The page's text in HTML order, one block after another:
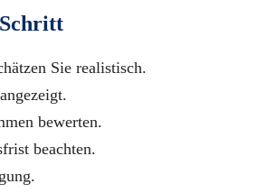
Sie realistisch.
bewerten.
beachten.